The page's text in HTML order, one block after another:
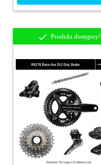
Produkt dostępny!